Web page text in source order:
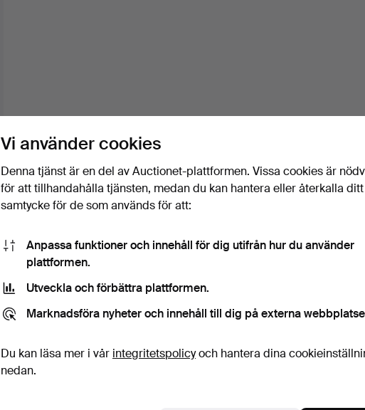
Vi använder cookies
Denna tjänst är en del av Auctionet-plattformen. Vissa cookies är
för att tillhandahålla tjänsten, medan du kan hantera eller återkalla ditt
samtycke för de som används för att:
Anpassa funktioner och innehåll för dig utifrån hur du använder
plattformen.
Utveckla och förbättra plattformen.
Marknadsföra nyheter och innehåll till dig på externa
Du kan läsa mer i vår integritetspolicyoch hantera dina
nedan.